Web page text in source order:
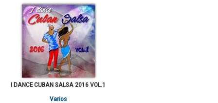
I DANCE CUBAN SALSA 2016 VOL.1
Varios